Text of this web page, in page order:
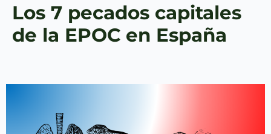
Los 7 pecados capitales
de la EPOC en España